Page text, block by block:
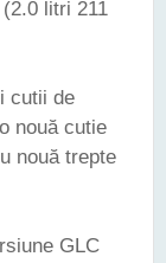
litri 211
cutii de
nouă cutie
nouă trepte
GLC